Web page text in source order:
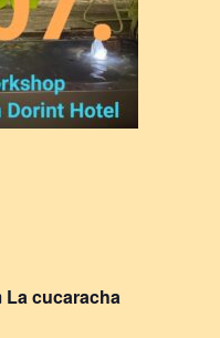
La cucaracha